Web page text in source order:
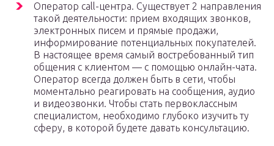
Оператор call-центра. Существует 2 направления
такой деятельности: прием входящих звонков,
электронных писем и прямые продажи,
информирование потенциальных покупателей.
В настоящее время самый востребованный тип
общения с клиентом — с помощью онлайн-чата.
Оператор всегда должен быть в сети, чтобы
моментально реагировать на сообщения, аудио
и видеозвонки. Чтобы стать первоклассным
специалистом, необходимо глубоко изучить ту
сферу, в которой будете давать консультацию.